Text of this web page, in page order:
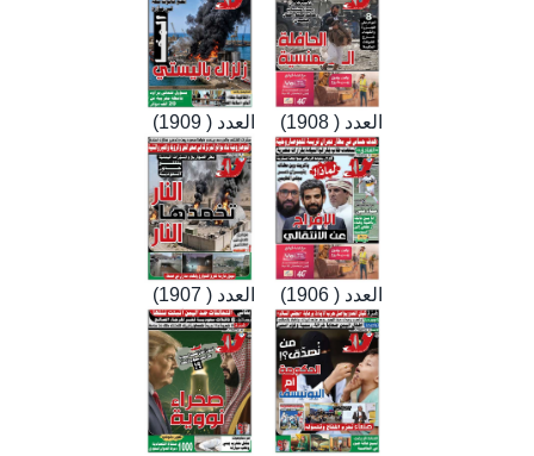
العدد ( 1909) العدد ( 1908)
العدد ( 1907) العدد ( 1906)